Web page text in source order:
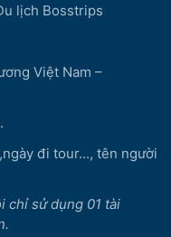
lịch Bosstrips
Việt Nam –
đi tour..., tên người
chỉ sử dụng 01 tài